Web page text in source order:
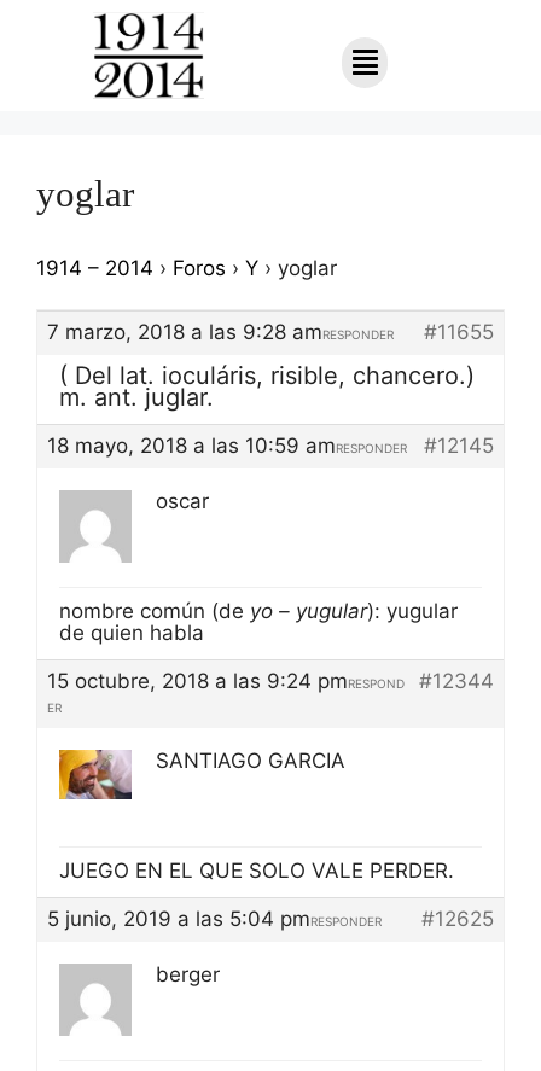
yoglar
1914 – 2014 › Foros › Y › yoglar
7 marzo, 2018 a las 9:28 am #11655
RESPONDER
( Del lat. ioculáris, risible, chancero.)
m. ant. juglar.
18 mayo, 2018 a las 10:59 am #12145
RESPONDER
oscar
nombre común (de yo – yugular): yugular
de quien habla
15 octubre, 2018 a las 9:24 pm
#12344
RESPOND
ER
SANTIAGO GARCIA
JUEGO EN EL QUE SOLO VALE PERDER.
5 junio, 2019 a las 5:04 pm
#12625
RESPONDER
berger